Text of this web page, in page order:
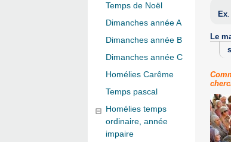
Ex.
Le
Temps de Noël
Dimanches année A
Dimanches année B
Dimanches année C
Homélies Carême
Temps pascal
Homélies temps
ordinaire, année
impaire